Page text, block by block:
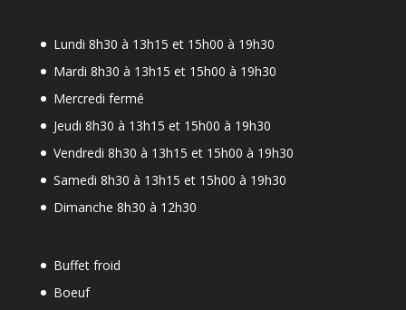
Lundi 8h30 à 13h15 et 15h00 à 19h30
Mardi 8h30 à 13h15 et 15h00 à 19h30
Mercredi fermé
Jeudi 8h30 à 13h15 et 15h00 à 19h30
Vendredi 8h30 à 13h15 et 15h00 à 19h30
Samedi 8h30 à 13h15 et 15h00 à 19h30
Dimanche 8h30 à 12h30
Buffet froid
Boeuf